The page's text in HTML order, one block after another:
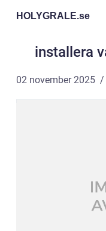
HOLYGRALE.se
installera
02 november 2025